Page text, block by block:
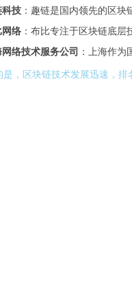
科技 ：趣链是国内领先的区
络 ：布比专注于区块链底
网络技术服务公司 ：上海作
是，区块链技术发展迅速，